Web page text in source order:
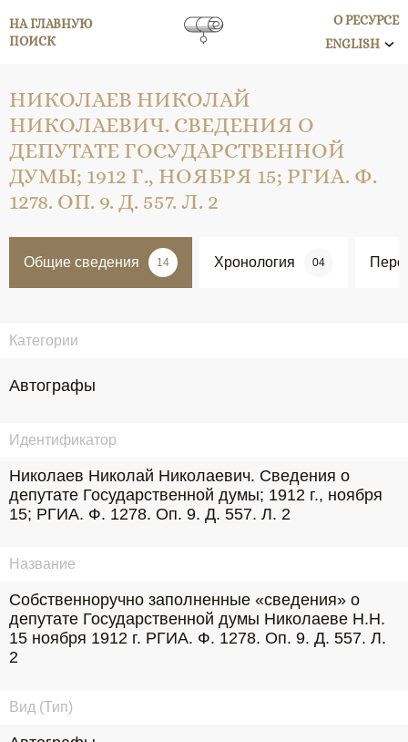
НА ГЛАВНУЮ
ПОИСК
О РЕСУРСЕ
ENGLISH
НИКОЛАЕВ НИКОЛАЙ
НИКОЛАЕВИЧ. СВЕДЕНИЯ О
ДЕПУТАТЕ ГОСУДАРСТВЕННОЙ
ДУМЫ; 1912 Г., НОЯБРЯ 15; РГИА. Ф.
1278. ОП. 9. Д. 557. Л. 2
Общие сведения 14 Хронология 04
Категории
Автографы
Идентификатор
Николаев Николай Николаевич. Сведения о
депутате Государственной думы; 1912 г., ноября
15; РГИА. Ф. 1278. Оп. 9. Д. 557. Л. 2
Название
Собственноручно заполненные «сведения» о
депутате Государственной думы Николаеве Н.Н.
15 ноября 1912 г. РГИА. Ф. 1278. Оп. 9. Д. 557. Л.
2
Вид (Тип)